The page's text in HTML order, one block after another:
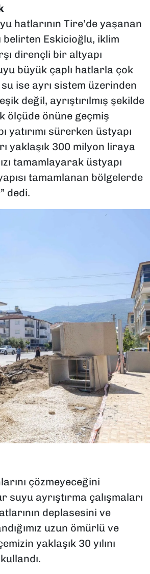
hatlarının Tire’de yaşanan
belirten Eskicioğlu, iklim
dirençli bir altyapı
büyük çaplı hatlarla çok
ise ayrı sistem üzerinden
değil, ayrıştırılmış şekilde
ölçüde önüne geçmiş
yatırımı sürerken üstyapı
yaklaşık 300 milyon liraya
tamamlayarak üstyapı
tamamlanan bölgelerde
dedi.
çözmeyeceğini
suyu ayrıştırma çalışmaları
deplasesini ve
uzun ömürlü ve
yaklaşık 30 yılını